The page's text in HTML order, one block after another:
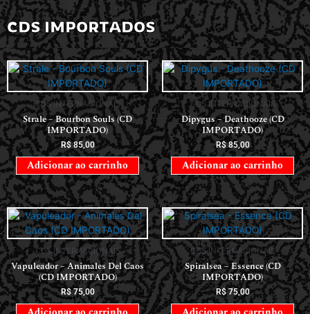
CDS IMPORTADOS
CDS INTERNACIONAIS
Strale – Bourbon Souls (CD
IMPORTADO)
R$85,00
Adicionar ao carrinho
CDS INTERNACIONAIS
Dipygus – Deathooze (CD
IMPORTADO)
R$85,00
Adicionar ao carrinho
CDS INTERNACIONAIS
Vapuleador – Animales Del Caos
(CD IMPORTADO)
R$75,00
CDS INTERNACIONAIS
Spiralsea – Essence (CD
IMPORTADO)
R$75,00